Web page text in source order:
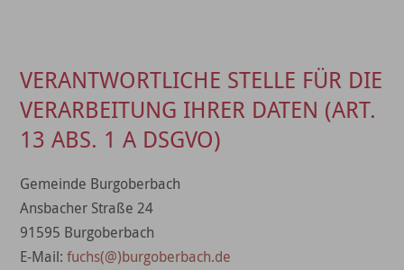
VERANTWORTLICHE STELLE FÜR DIE
VERARBEITUNG IHRER DATEN (ART.
13 ABS. 1 A DSGVO)
Gemeinde Burgoberbach
Ansbacher Straße 24
91595 Burgoberbach
E-Mail:fuchs(@)burgoberbach.de